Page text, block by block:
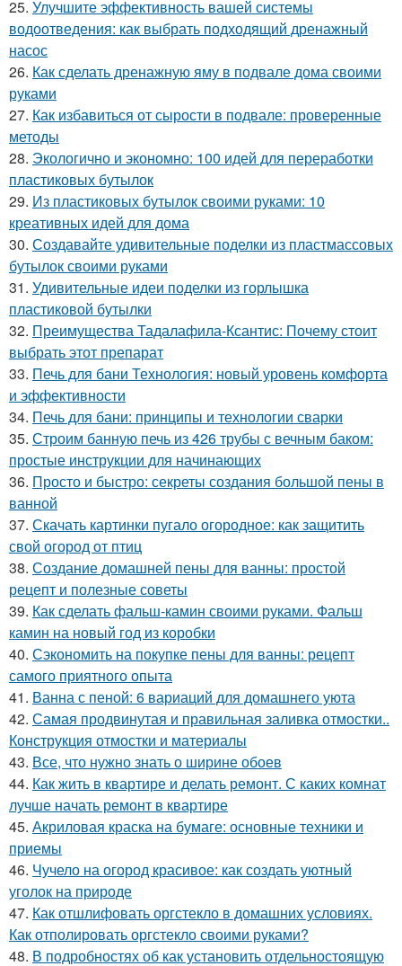
25. Улучшите эффективность вашей системы
водоотведения: как выбрать подходящий дренажный
насос
26. Как сделать дренажную яму в подвале дома своими
руками
27. Как избавиться от сырости в подвале: проверенные
методы
28. Экологично и экономно: 100 идей для переработки
пластиковых бутылок
29. Из пластиковых бутылок своими руками: 10
креативных идей для дома
30. Создавайте удивительные поделки из пластмассовых
бутылок своими руками
31. Удивительные идеи поделки из горлышка
пластиковой бутылки
32. Преимущества Тадалафила-Ксантис: Почему стоит
выбрать этот препарат
33. Печь для бани Технология: новый уровень комфорта
и эффективности
34. Печь для бани: принципы и технологии сварки
35. Строим банную печь из 426 трубы с вечным баком:
простые инструкции для начинающих
36. Просто и быстро: секреты создания большой пены в
ванной
37. Скачать картинки пугало огородное: как защитить
свой огород от птиц
38. Создание домашней пены для ванны: простой
рецепт и полезные советы
39. Как сделать фальш-камин своими руками. Фальш
камин на новый год из коробки
40. Сэкономить на покупке пены для ванны: рецепт
самого приятного опыта
41. Ванна с пеной: 6 вариаций для домашнего уюта
42. Самая продвинутая и правильная заливка отмостки..
Конструкция отмостки и материалы
43. Все, что нужно знать о ширине обоев
44. Как жить в квартире и делать ремонт. С каких комнат
лучше начать ремонт в квартире
45. Акриловая краска на бумаге: основные техники и
приемы
46. Чучело на огород красивое: как создать уютный
уголок на природе
47. Как отшлифовать оргстекло в домашних условиях.
Как отполировать оргстекло своими руками?
48. В подробностях об как установить отдельностоящую